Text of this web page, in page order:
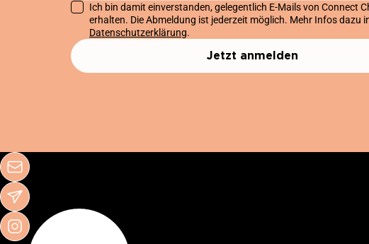
Ich bin damit einverstanden, gelegentlich E-Mails von Connect
erhalten. Die Abmeldung ist jederzeit möglich. Mehr Infos dazu
Datenschutzerklärung.